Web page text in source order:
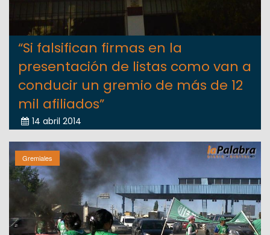
“Si falsifican firmas en la
presentación de listas como van a
conducir un gremio de más de 12
mil afiliados”
14 abril 2014
Gremiales